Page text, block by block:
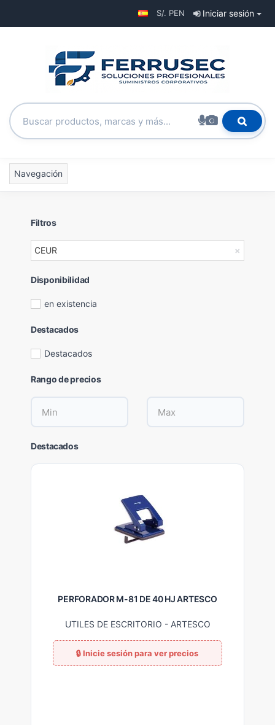
S/. PEN Iniciar sesión
Navegación
Filtros
×
CEUR
Disponibilidad
en existencia
Destacados
Destacados
Rango de precios
Destacados
PERFORADOR M-81 DE 40 HJ ARTESCO
UTILES DE ESCRITORIO - ARTESCO